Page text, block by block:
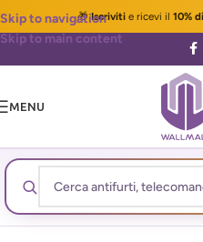
🎁Iscrivitie ricevi il 10%
Skip to navigation
Skip to main content
MENU